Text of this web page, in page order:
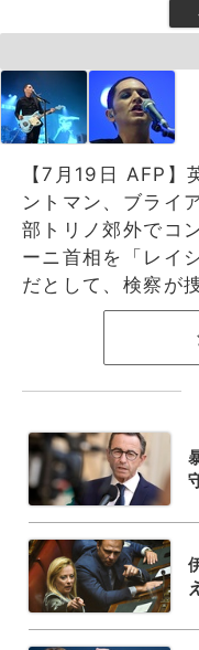
【7月19日 AFP】
ントマン、ブライ
部トリノ郊外でコ
ーニ首相を「レイ
だとして、検察が